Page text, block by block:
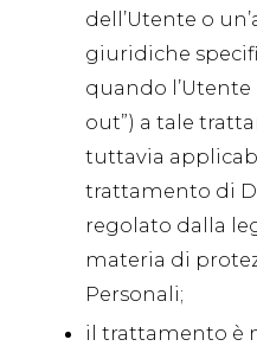
dell’Utente o
giuridiche
quando
out”) a tale
tuttavia
trattamento di
regolato dalla
materia di
Personali;
il trattamento è